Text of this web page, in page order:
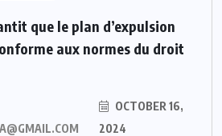
que le plan d’expulsion
aux normes du droit
OCTOBER 16,
2024